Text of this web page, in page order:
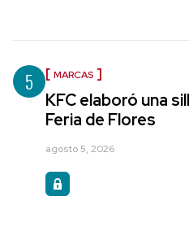
5 MARCAS
KFC elaboró una
Feria de Flores
agosto 5, 2026